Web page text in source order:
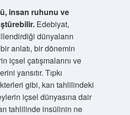
insan ruhunu ve
Edebiyat,
dünyaların
anlatı, bir dönemin
içsel çatışmalarını ve
yansıtır. Tıpkı
gibi, kan tahlilindeki
içsel dünyasına dair
tahlilinde insülinin ne